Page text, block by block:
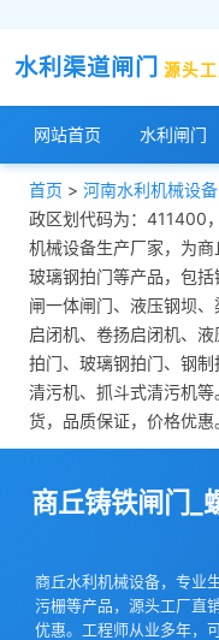
水利渠道闸门 源头
网站首页 水利闸门
首页 > 河南水利机械设备
政区划代码为：411400
机械设备生产厂家，为商
玻璃钢拍门等产品，包
闸一体闸门、液压钢坝
启闭机、卷扬启闭机、
拍门、玻璃钢拍门、钢
清污机、抓斗式清污机
货，品质保证，价格优
商丘铸铁闸门_
商丘水利机械设备，专业
污栅等产品，源头工厂直
优惠。工程师从业多年，